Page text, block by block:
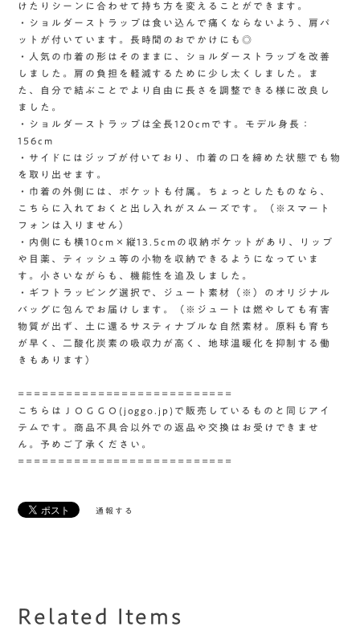
けたりシーンに合わせて持ち方を変えることができます。
・ショルダーストラップは食い込んで痛くならないよう、肩パ
ットが付いています。長時間のおでかけにも◎
・人気の巾着の形はそのままに、ショルダーストラップを改善
しました。肩の負担を軽減するために少し太くしました。ま
た、自分で結ぶことでより自由に長さを調整できる様に改良し
ました。
・ショルダーストラップは全長120cmです。モデル身長：
156cm
・サイドにはジップが付いており、巾着の口を締めた状態でも物
を取り出せます。
・巾着の外側には、ポケットも付属。ちょっとしたものなら、
こちらに入れておくと出し入れがスムーズです。（※スマート
フォンは入りません）
・内側にも横10cm×縦13.5cmの収納ポケットがあり、リップ
や目薬、ティッシュ等の小物を収納できるようになっていま
す。小さいながらも、機能性を追及しました。
・ギフトラッピング選択で、ジュート素材（※）のオリジナル
バッグに包んでお届けします。（※ジュートは燃やしても有害
物質が出ず、土に還るサスティナブルな自然素材。原料も育ち
が早く、二酸化炭素の吸収力が高く、地球温暖化を抑制する働
きもあります）
===========================
こちらはＪＯＧＧＯ(joggo.jp)で販売しているものと同じアイ
テムです。商品不具合以外での返品や交換はお受けできませ
ん。予めご了承ください。
===========================
通報する
Related Items